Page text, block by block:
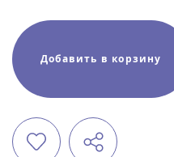
Добавить в корзину